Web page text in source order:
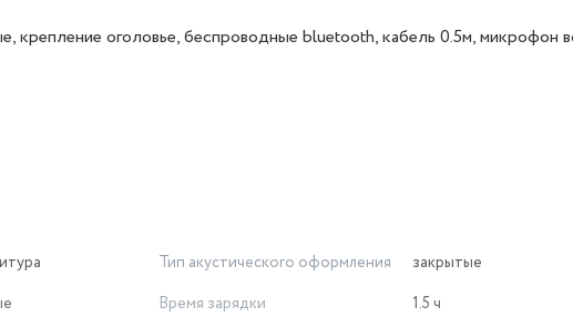
оголовье, беспроводные bluetooth, кабель 0.5м, микрофон
Тип акустического оформления
закрытые
Время зарядки
1.5 ч